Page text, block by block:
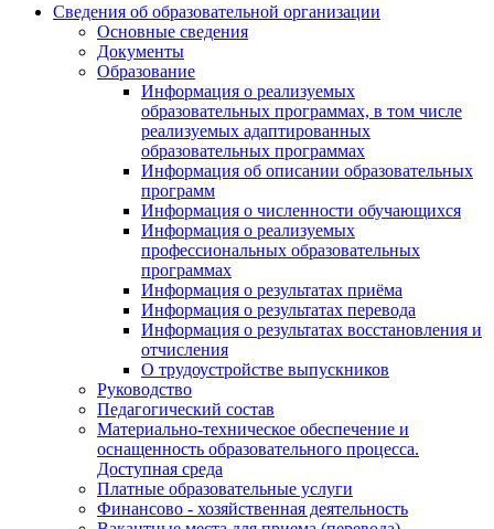
Сведения об образовательной организации
Основные сведения
Документы
Образование
Информация о реализуемых
образовательных программах, в том числе
реализуемых адаптированных
образовательных программах
Информация об описании образовательных
программ
Информация о численности обучающихся
Информация о реализуемых
профессиональных образовательных
программах
Информация о результатах приёма
Информация о результатах перевода
Информация о результатах восстановления и
отчисления
О трудоустройстве выпускников
Руководство
Педагогический состав
Материально-техническое обеспечение и
оснащенность образовательного процесса.
Доступная среда
Платные образовательные услуги
Финансово - хозяйственная деятельность